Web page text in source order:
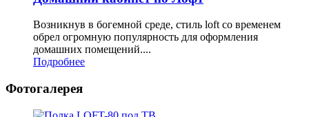
Возникнув в богемной среде, стиль loft со временем
обрел огромную популярность для оформления
домашних помещений....
Подробнее
Фотогалерея